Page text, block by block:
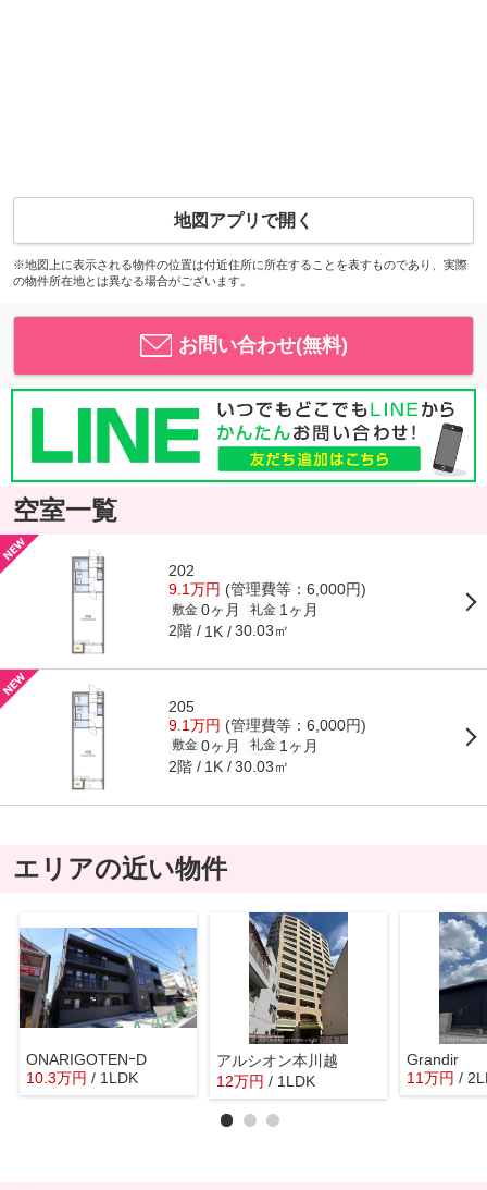
地図アプリで開く
※地図上に表示される物件の位置は付近住所に所在することを表すものであり、実際
の物件所在地とは異なる場合がございます。
お問い合わせ(無料)
空室一覧
202
9.1万円 (管理費等：6,000円)
敷金 0ヶ月 礼金 1ヶ月
2階 1K 30.03㎡
205
9.1万円 (管理費等：6,000円)
敷金 0ヶ月 礼金 1ヶ月
2階 1K 30.03㎡
エリアの近い物件
ONARIGOTENｰD
10.3万円 / 1LDK
アルシオン本川越
12万円 / 1LDK
Grandir
11万円 /